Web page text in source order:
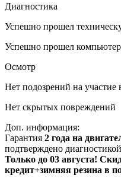
Диагностика
Успешно прошел
Успешно прошел
Осмотр
Нет подозрений на
Нет скрытых повреждений
Доп. информация:
Гарантия 2 года на
подтверждено
Только до 03 августа!
кредит+зимняя резина в